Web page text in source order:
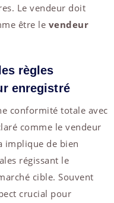
Le vendeur doit
être le vendeur
règles
enregistré
conformité totale avec
comme le vendeur
implique de bien
régissant le
cible. Souvent
crucial pour